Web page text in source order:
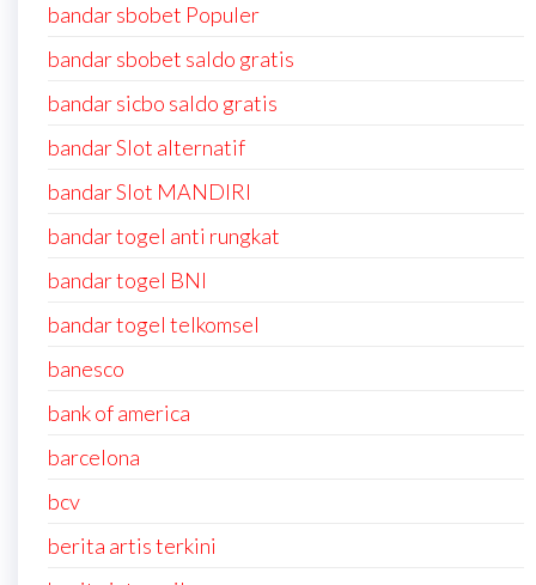
bandar sbobet Populer
bandar sbobet saldo gratis
bandar sicbo saldo gratis
bandar Slot alternatif
bandar Slot MANDIRI
bandar togel anti rungkat
bandar togel BNI
bandar togel telkomsel
banesco
bank of america
barcelona
bcv
berita artis terkini